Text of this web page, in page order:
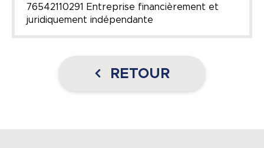
76542110291 Entreprise financièrement et
juridiquement indépendante
RETOUR